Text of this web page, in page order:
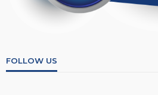
FOLLOW US